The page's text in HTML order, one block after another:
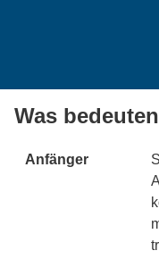
Was
Anfänger